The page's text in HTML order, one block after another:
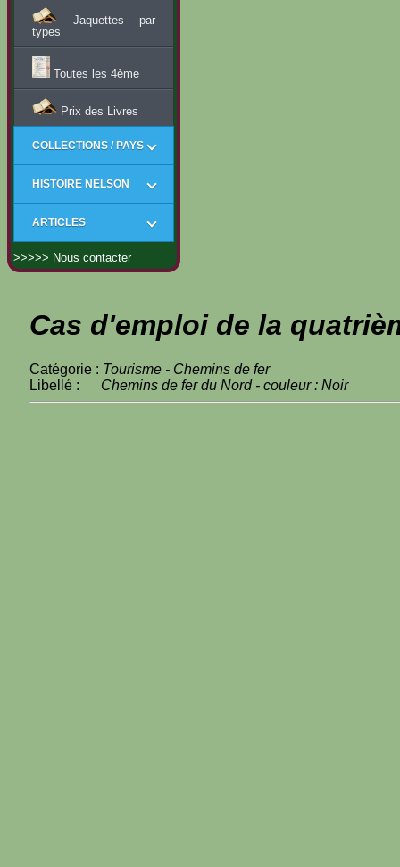
Jaquettes par
types
Toutes les 4ème
Prix des Livres
COLLECTIONS / PAYS
HISTOIRE NELSON
ARTICLES
>>>>> Nous contacter
Cas d'emploi de la
Catégorie : Tourisme - Chemins de fer
Libellé : Chemins de fer du Nord - couleur : Noir